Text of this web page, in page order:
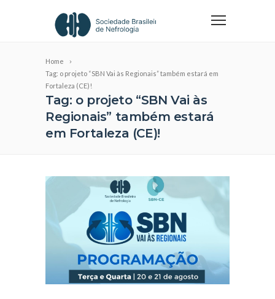
Home
Tag: o projeto “SBN Vai às Regionais” também estará em
Fortaleza (CE)!
Tag: o projeto “SBN Vai às
Regionais” também estará
em Fortaleza (CE)!